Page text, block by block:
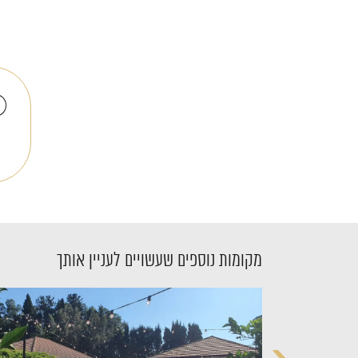
מקומות נוספים שעשויים לעניין אותך